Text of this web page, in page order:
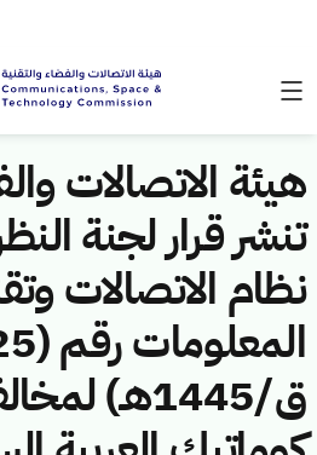
هيئة الاتصالات
تنشر قرار لجنة
نظام الاتصالات
ق/1445هـ)